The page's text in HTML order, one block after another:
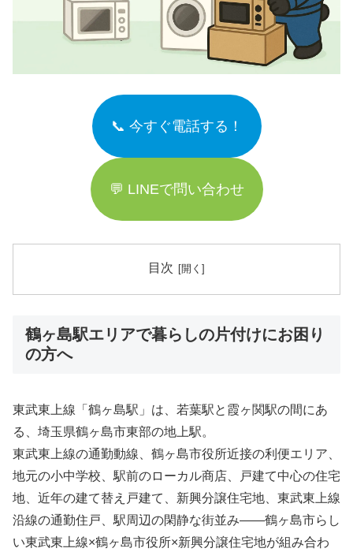
📞 今すぐ電話する！
💬 LINEで問い合わせ
目次
鶴ヶ島駅エリアで暮らしの片付けにお困り
の方へ
東武東上線「鶴ヶ島駅」は、若葉駅と霞ヶ関駅の間にあ
る、埼玉県鶴ヶ島市東部の地上駅。
東武東上線の通勤動線、鶴ヶ島市役所近接の利便エリア、
地元の小中学校、駅前のローカル商店、戸建て中心の住宅
地、近年の建て替え戸建て、新興分譲住宅地、東武東上線
沿線の通勤住戸、駅周辺の閑静な街並み――鶴ヶ島市らし
い東武東上線×鶴ヶ島市役所×新興分譲住宅地が組み合わ